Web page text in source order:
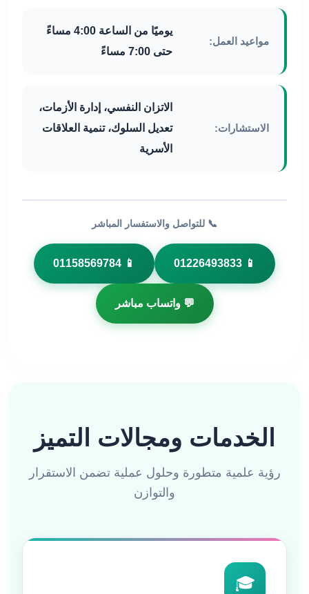
مواعيد العمل:
يوميًا من الساعة 4:00 مساءً
حتى 7:00 مساءً
الاستشارات:
الاتزان النفسي، إدارة الأزمات،
تعديل السلوك، تنمية العلاقات
الأسرية
📞 للتواصل والاستفسار المباشر
📱 01226493833
📱 01158569784
💬 واتساب مباشر
الخدمات ومجالات التميز
رؤية علمية متطورة وحلول عملية تضمن الاستقرار
والتوازن
🎓